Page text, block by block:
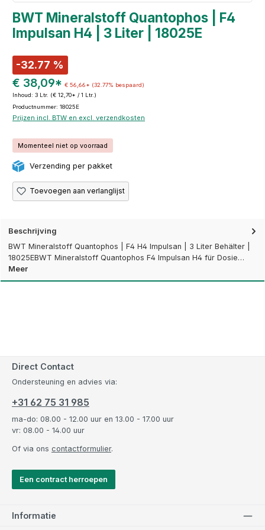
BWT Mineralstoff Quantophos | F4
Impulsan H4 | 3 Liter | 18025E
-32.77 %
€ 38,09* € 56,66* (32.77% bespaard)
Inhoud: 3 Ltr. (€ 12,70* / 1 Ltr.)
Productnummer: 18025E
Prijzen incl. BTW en excl. verzendkosten
Momenteel niet op voorraad
Verzending per pakket
Toevoegen aan verlanglijst
Beschrijving
BWT Mineralstoff Quantophos | F4 H4 Impulsan | 3 Liter Behälter |
18025EBWT Mineralstoff Quantophos F4 Impulsan H4 für Dosie…
Meer
Direct Contact
Ondersteuning en advies via:
+31 62 75 31 985
ma-do: 08.00 - 12.00 uur en 13.00 - 17.00 uur
vr: 08.00 - 14.00 uur
Of via ons contactformulier.
Een contract herroepen
Informatie